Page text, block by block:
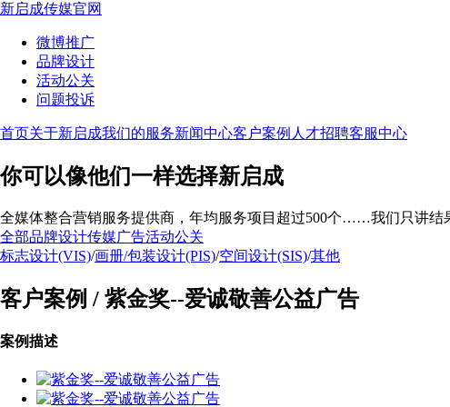
新启成传媒官网
微博推广
品牌设计
活动公关
问题投诉
首页关于新启成我们的服务新闻中心客户案例 人才招聘客服中心
你可以像他们一样选择新启成
全媒体整合营销服务提供商，年均服务项目超过500个……我们只讲结
全部品牌设计传媒广告活动公关
标志设计(VIS)/画册/包装设计(PIS)/空间设计(SIS)/其他
客户案例 / 紫金奖--爱诚敬善公益广告
案例描述